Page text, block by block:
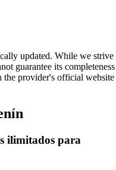
updated. While we strive
guarantee its completeness
the provider's official website
ilimitados para